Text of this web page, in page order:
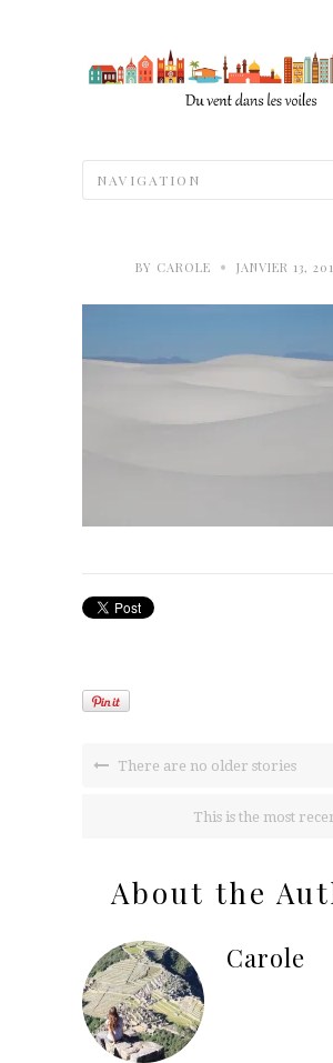
BY CAROLE • JANVIER 13,
There are no older stories
This is the most
About the
Carole